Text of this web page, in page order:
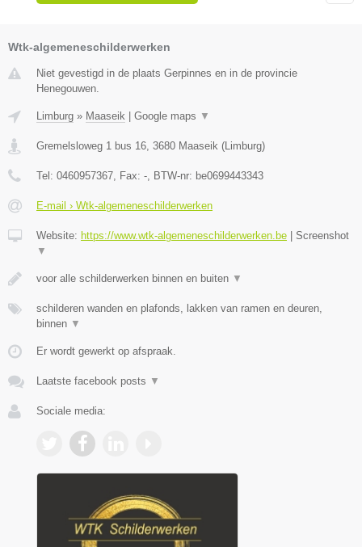
Wtk-algemeneschilderwerken
Niet gevestigd in de plaats Gerpinnes en in de provincie
Henegouwen.
Limburg » Maaseik Google maps ▼
Gremelsloweg 1 bus 16 3680 Maaseik ( Limburg)
Tel: 0460957367 , Fax: - , BTW-nr: be0699443343
E-mail › Wtk-algemeneschilderwerken
Website: https://www.wtk-algemeneschilderwerken.be
Screenshot
▼
voor alle schilderwerken binnen en buiten ▼
schilderen wanden en plafonds, lakken van ramen en deuren,
binnen ▼
Er wordt gewerkt op afspraak.
Laatste facebook posts ▼
Sociale media: